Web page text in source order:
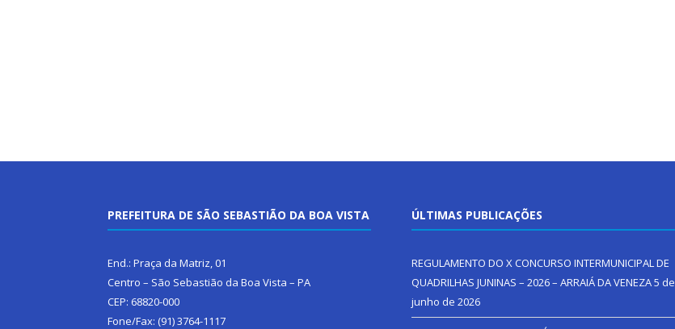
PREFEITURA DE SÃO SEBASTIÃO DA BOA VISTA
End.: Praça da Matriz, 01
Centro – São Sebastião da Boa Vista – PA
CEP: 68820-000
Fone/Fax: (91) 3764-1117
ÚLTIMAS PUBLICAÇÕES
REGULAMENTO DO X CONCURSO INTERMUNICIPAL DE
QUADRILHAS JUNINAS – 2026 – ARRAIÁ DA VENEZA5 de
junho de 2026